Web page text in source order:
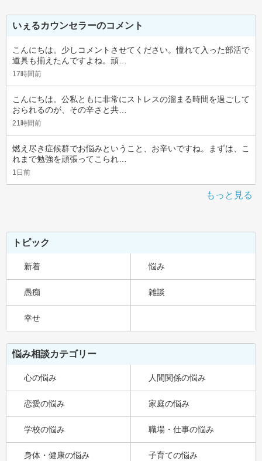
いぇるカウンセラーのコメント
こんにちは。少しコメントさせてください。憧れて入った部活で
道具も揃えたんですよね。頑…
17時間前
こんにちは。公私ともに非常にストレスの溜まる時間を過ごして
おられるのが、その辛さと共…
21時間前
燃え尽き症候群でお悩みということ、お辛いですね。まずは、こ
れまで勉強を頑張ってこられ…
1日前
もっと見る
トピック
新着 悩み
愚痴 雑談
幸せ
悩み相談カテゴリー
心の悩み 人間関係の悩み
恋愛の悩み 家庭の悩み
学校の悩み 職場・仕事の悩み
身体・健康の悩み 子育ての悩み